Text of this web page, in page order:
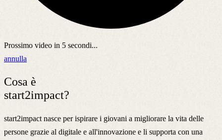
Prossimo video in 5 secondi...
annulla
Cosa è
start2impact?
start2impact nasce per ispirare i giovani a migliorare la vita delle
persone grazie al digitale e all'innovazione e li supporta con una